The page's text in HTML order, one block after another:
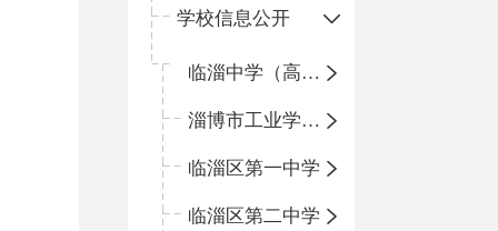
学校信息公开
临淄中学（高中）
淄博市工业学校（中职学校）
临淄区第一中学
临淄区第二中学